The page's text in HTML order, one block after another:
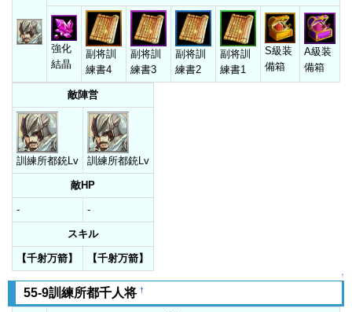
強化
結晶
副将訓
練書4
副将訓
練書3
副将訓
練書2
副将訓
練書1
S級装
備箱
A級装
備箱
敵陣営
訓練所都銃Lv 訓練所都銃Lv
敵HP
- -
スキル
【千射万箭】 【千射万箭】
↑
55-9訓練所都千人将 †